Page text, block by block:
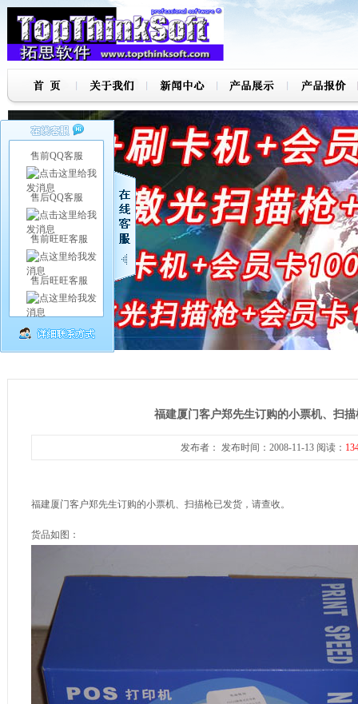
福建厦门客户郑先生订购的小票机、扫描
发布者： 发布时间：2008-11-13 阅读：
福建厦门客户郑先生订购的小票机、扫描枪已发货，请查收。
货品如图：
售前QQ客服
售后QQ客服
售前旺旺客服
售后旺旺客服